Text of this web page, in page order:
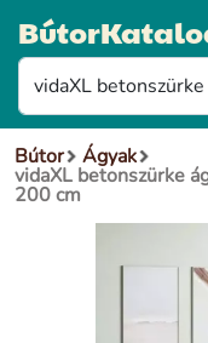
Bútor Ágyak
vidaXL betonszürke
200 cm